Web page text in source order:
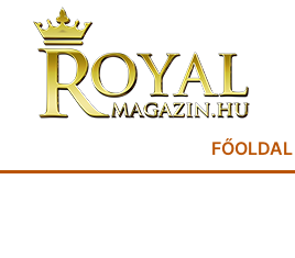
FŐOLDAL